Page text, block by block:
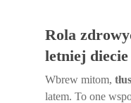
Rola
letniej diecie
Wbrew mitom,
latem. To one